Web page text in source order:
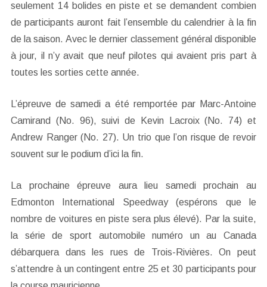
seulement 14 bolides en piste et se demandent combien
de participants auront fait l’ensemble du calendrier à la fin
de la saison. Avec le dernier classement général disponible
à jour, il n’y avait que neuf pilotes qui avaient pris part à
toutes les sorties cette année.
L’épreuve de samedi a été remportée par Marc-Antoine
Camirand (No. 96), suivi de Kevin Lacroix (No. 74) et
Andrew Ranger (No. 27). Un trio que l’on risque de revoir
souvent sur le podium d’ici la fin.
La prochaine épreuve aura lieu samedi prochain au
Edmonton International Speedway (espérons que le
nombre de voitures en piste sera plus élevé). Par la suite,
la série de sport automobile numéro un au Canada
débarquera dans les rues de Trois-Rivières. On peut
s’attendre à un contingent entre 25 et 30 participants pour